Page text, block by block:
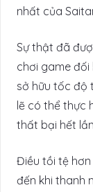
nhất của
Sự thật đã
chơi game đối
sở hữu tốc độ
lẽ có thể thực
thất bại hết
Điều tồi tệ hơn
đến khi thanh